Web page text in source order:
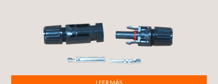
LEER MÁS